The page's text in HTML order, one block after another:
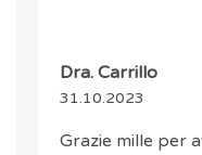
Dra. Carrillo
31.10.2023
Grazie mille per